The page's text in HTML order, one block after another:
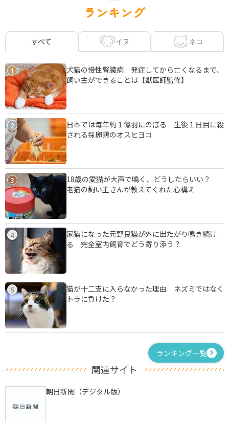
ランキング
すべて イヌ ネコ
1
犬猫の慢性腎臓病 発症してから亡くなるまで、
飼い主ができることは【獣医師監修】
2
日本では毎年約１億羽にのぼる 生後１日目に殺
される採卵鶏のオスヒヨコ
3
18歳の愛猫が大声で鳴く、どうしたらいい？
老猫の飼い主さんが教えてくれた心構え
4
家猫になった元野良猫が外に出たがり鳴き続け
る 完全室内飼育でどう寄り添う？
5
猫が十二支に入らなかった理由 ネズミではなく
トラに負けた？
ランキング一覧
関連サイト
朝日新聞（デジタル版）